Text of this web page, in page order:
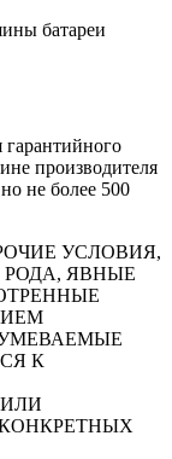
батареи
гарантийного
производителя
не более 500
УСЛОВИЯ,
ЯВНЫЕ
К